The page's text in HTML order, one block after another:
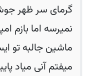
گرمای سر ظهر
نمیرسه اما بازم
ماشین جالبه تو
میفتم آنی میاد